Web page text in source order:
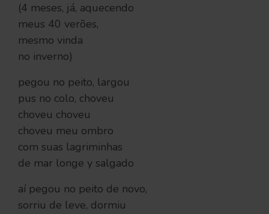
(4 meses, já, aquecendo
meus 40 verões,
mesmo vinda
no inverno)
pegou no peito, largou
pus no colo, choveu
choveu choveu
choveu meu ombro
com suas lagriminhas
de mar longe y salgado
aí pegou no peito de novo,
sorriu de leve, dormiu